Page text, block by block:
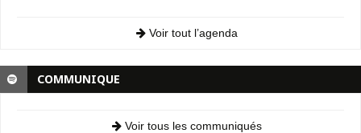
Voir tout l’agenda
COMMUNIQUE
Voir tous les communiqués